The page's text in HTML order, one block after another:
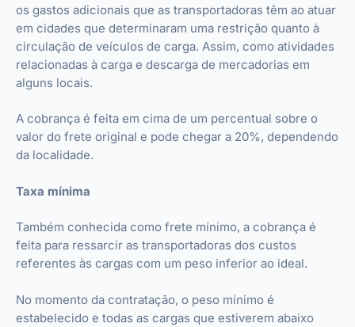
os gastos adicionais que as transportadoras têm ao atuar
em cidades que determinaram uma restrição quanto à
circulação de veículos de carga. Assim, como atividades
relacionadas à carga e descarga de mercadorias em
alguns locais.
A cobrança é feita em cima de um percentual sobre o
valor do frete original e pode chegar a 20%, dependendo
da localidade.
Taxa mínima
Também conhecida como frete mínimo, a cobrança é
feita para ressarcir as transportadoras dos custos
referentes às cargas com um peso inferior ao ideal.
No momento da contratação, o peso mínimo é
estabelecido e todas as cargas que estiverem abaixo